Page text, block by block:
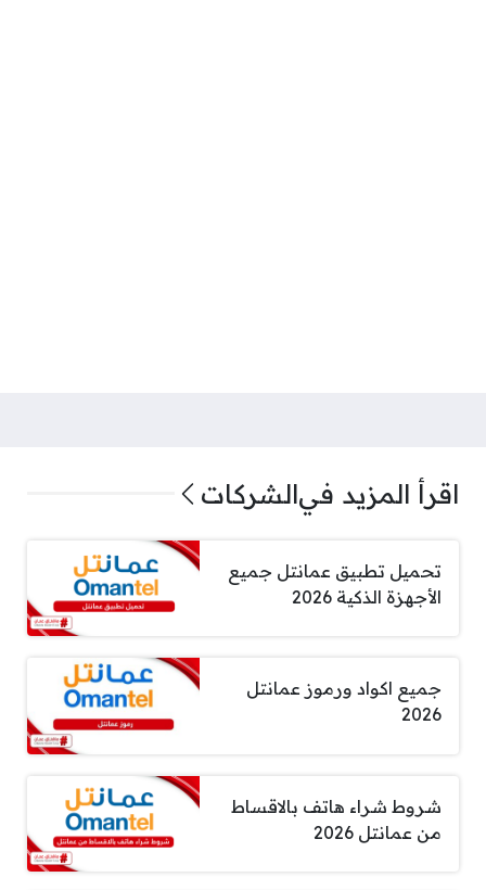
اقرأ المزيد فيالشركات
تحميل تطبيق عمانتل جميع
الأجهزة الذكية 2026
جميع اكواد ورموز عمانتل
2026
شروط شراء هاتف بالاقساط
من عمانتل 2026